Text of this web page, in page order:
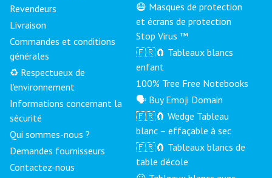
Revendeurs
Livraison
Commandes et conditions
générales
♻️ Respectueux de
l'environnement
Informations concernant la
sécurité
Qui sommes-nous ?
Demandes fournisseurs
Contactez-nous
😷 Masques de protection
et écrans de protection
Stop Virus ™
🇫🇷🧲 Tableaux blancs
enfant
100% Tree Free Notebooks
🗣 Buy Emoji Domain
🇫🇷🧲 Wedge Tableau
blanc – effaçable à sec
🇫🇷🧲 Tableaux blancs de
table d'école